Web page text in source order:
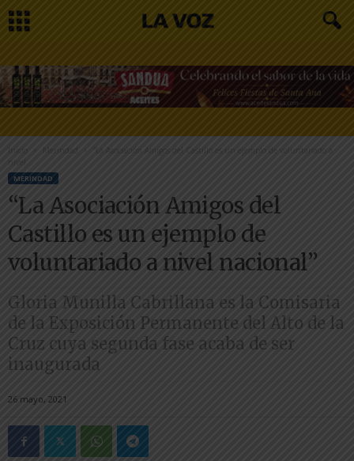
Inicio
“La Asociación Amigos del Castillo es un ejemplo de voluntariado a
MERINDAD
“La Asociación Amigos del
Castillo es un ejemplo de
voluntariado a nivel nacional”
Gloria Munilla Cabrillana es la Comisaria
de la Exposición Permanente del Alto de la
Cruz cuya segunda fase acaba de ser
inaugurada
26 mayo, 2021